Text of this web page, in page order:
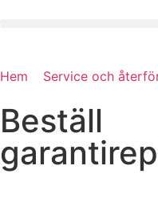
Hem Service och
Beställ